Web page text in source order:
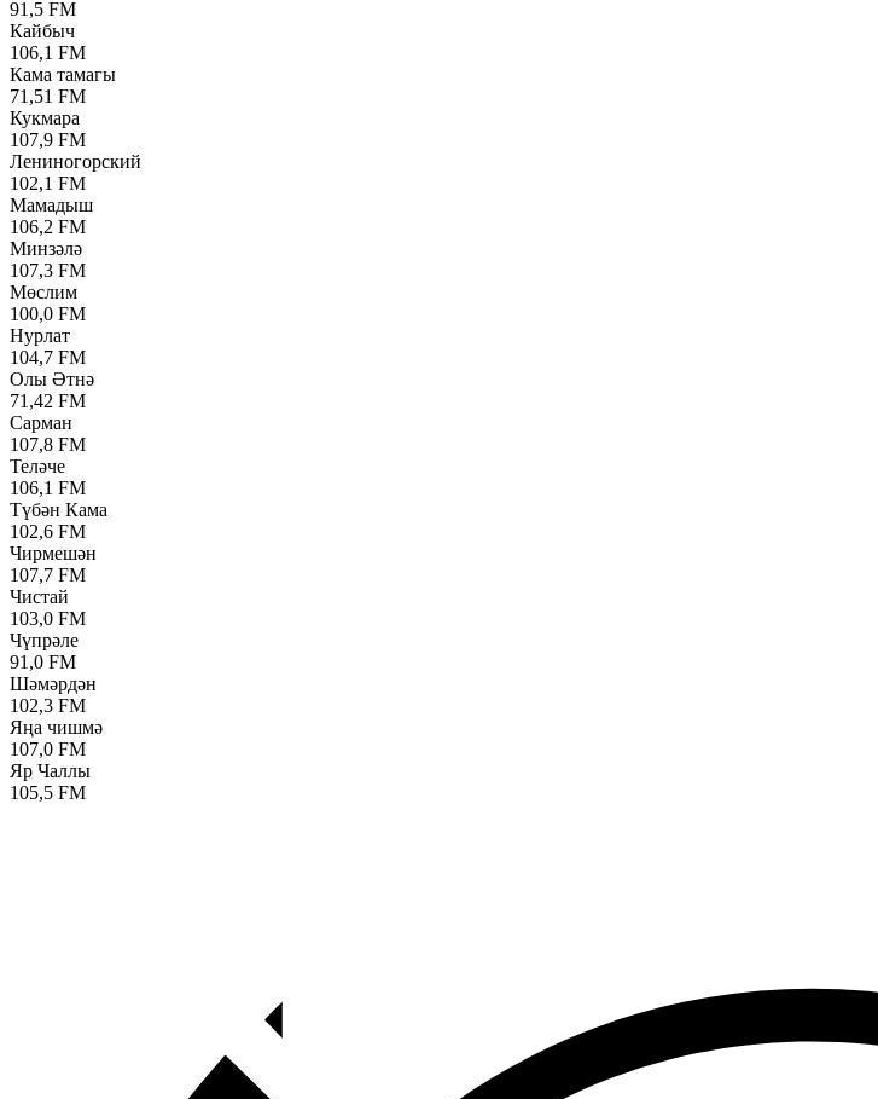
91,5 FM
Кайбыч
106,1 FM
Кама тамагы
71,51 FM
Кукмара
107,9 FM
Лениногорский
102,1 FM
Мамадыш
106,2 FM
Минзәлә
107,3 FM
Мөслим
100,0 FM
Нурлат
104,7 FM
Олы Әтнә
71,42 FM
Сарман
107,8 FM
Теләче
106,1 FM
Түбән Кама
102,6 FM
Чирмешән
107,7 FM
Чистай
103,0 FM
Чүпрәле
91,0 FM
Шәмәрдән
102,3 FM
Яңа чишмә
107,0 FM
Яр Чаллы
105,5 FM